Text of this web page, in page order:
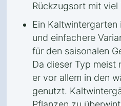
Rückzugsort mit
Ein
und einfachere
für den saisonalen
Da dieser Typ
er vor allem in den
genutzt.